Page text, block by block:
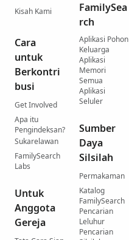
Kisah Kami
Cara
untuk
Berkontri
busi
Get Involved
Apa itu
Pengindeksan?
Sukarelawan
FamilySearch
Labs
Untuk
Anggota
Gereja
FamilySea
rch
Aplikasi Pohon
Keluarga
Aplikasi
Memori
Semua
Aplikasi
Seluler
Sumber
Daya
Silsilah
Permakaman
Katalog
FamilySearch
Pencarian
Leluhur
Pencarian